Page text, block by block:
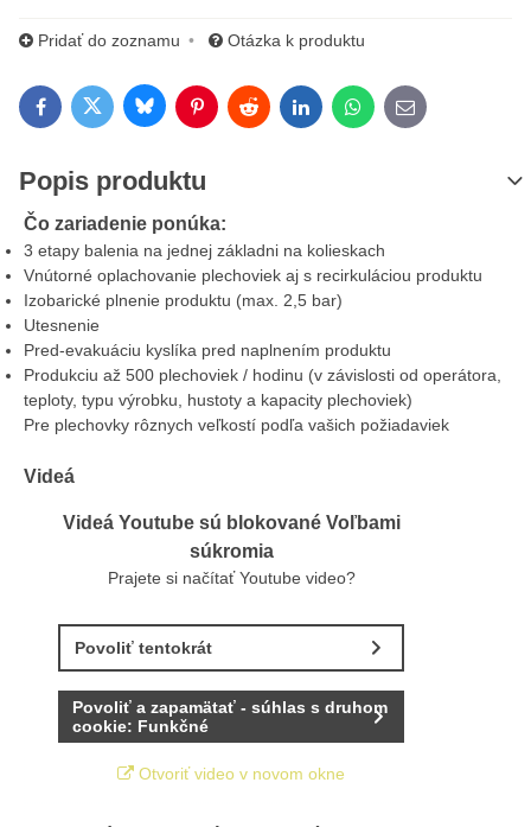
Pridať do zoznamu Otázka k produktu
FacebookTwitterBlueskyPinterestRedditLinkedInWhatsApp
E-mail
Popis produktu
Čo zariadenie ponúka:
3 etapy balenia na jednej základni na kolieskach
Vnútorné oplachovanie plechoviek aj s recirkuláciou produktu
Izobarické plnenie produktu (max. 2,5 bar)
Utesnenie
Pred-evakuáciu kyslíka pred naplnením produktu
Produkciu až 500 plechoviek / hodinu (v závislosti od operátora,
teploty, typu výrobku, hustoty a kapacity plechoviek)
Pre plechovky rôznych veľkostí podľa vašich požiadaviek
Videá
Videá Youtube sú blokované Voľbami
súkromia
Prajete si načítať Youtube video?
Povoliť tentokrát
Povoliť a zapamätať - súhlas s druhom
cookie: Funkčné
Otvoriť video v novom okne